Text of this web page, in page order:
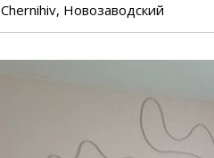
Chernihiv, Новозаводский